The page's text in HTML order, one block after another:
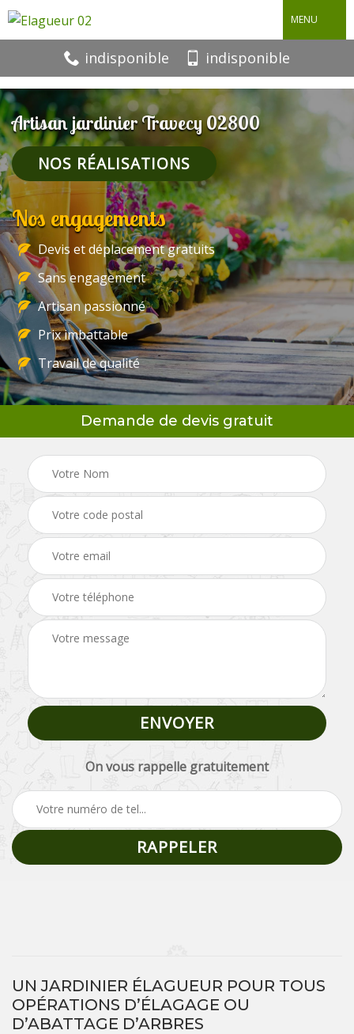
MENU
indisponible indisponible
Artisan jardinier Travecy 02800
NOS RÉALISATIONS
Nos engagements
Devis et déplacement gratuits
Sans engagement
Artisan passionné
Prix imbattable
Travail de qualité
Demande de devis gratuit
On vous rappelle gratuitement
UN JARDINIER ÉLAGUEUR POUR TOUS
OPÉRATIONS D’ÉLAGAGE OU
D’ABATTAGE D’ARBRES